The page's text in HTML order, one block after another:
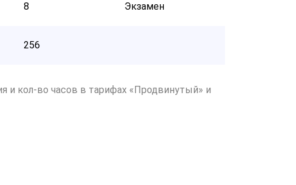
8 Экзамен
256
и кол-во часов в тарифах «Продвинутый» и